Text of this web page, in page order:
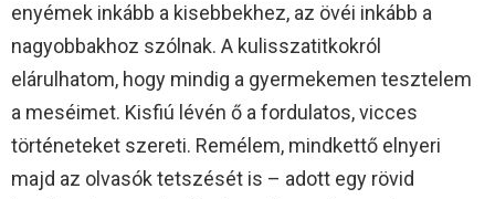
enyémek inkább a kisebbekhez, az övéi inkább a
nagyobbakhoz szólnak. A kulisszatitkokról
elárulhatom, hogy mindig a gyermekemen tesztelem
a meséimet. Kisfiú lévén ő a fordulatos, vicces
történeteket szereti. Remélem, mindkettő elnyeri
majd az olvasók tetszését is – adott egy rövid